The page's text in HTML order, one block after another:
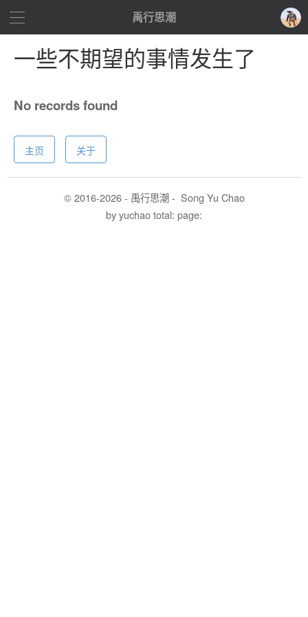
禹行思潮
一些不期望的事情发生了
No records found
主页 关于
© 2016-2026 - 禹行思潮 - Song Yu Chao
by yuchaototal: page: